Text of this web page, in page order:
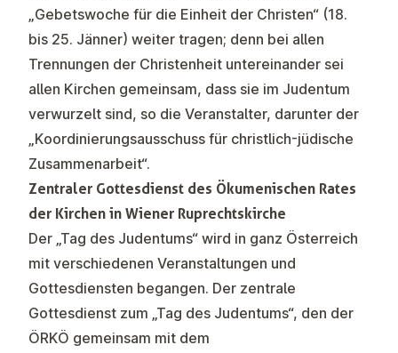
„Gebetswoche für die Einheit der Christen“ (18.
bis 25. Jänner) weiter tragen; denn bei allen
Trennungen der Christenheit untereinander sei
allen Kirchen gemeinsam, dass sie im Judentum
verwurzelt sind, so die Veranstalter, darunter der
„Koordinierungsausschuss für christlich-jüdische
Zusammenarbeit“.
Zentraler Gottesdienst des Ökumenischen Rates
der Kirchen in Wiener Ruprechtskirche
Der „Tag des Judentums“ wird in ganz Österreich
mit verschiedenen Veranstaltungen und
Gottesdiensten begangen. Der zentrale
Gottesdienst zum „Tag des Judentums“, den der
ÖRKÖ gemeinsam mit dem